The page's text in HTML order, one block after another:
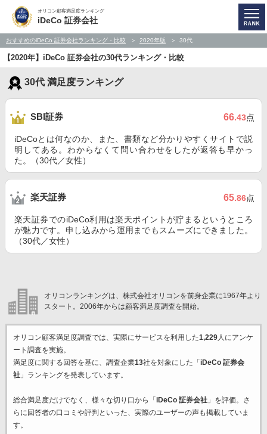
オリコン顧客満足度ランキング
iDeCo 証券会社
おすすめのiDeCo 証券会社ランキング・比較 2020年版 30代
【2020年】iDeCo 証券会社の30代ランキング・比較
30代 満足度ランキング
SBI証券 66.43点
iDeCoとは何なのか、また、書類など分かりやすくサイトで説
明してある。わからなくて問い合わせをしたが返答も早かっ
た。（30代／女性）
楽天証券 65.86点
楽天証券でのiDeCo利用は楽天ポイントが貯まるというところ
が魅力です。申し込みから運用までもスムーズにできました。
（30代／女性）
オリコンランキングは、株式会社オリコンを前身企業に1967年より
スタート。2006年からは顧客満足度調査を開始。
オリコン顧客満足度調査では、実際にサービスを利用した1,229人にアンケ
ート調査を実施。
満足度に関する回答を基に、調査企業13社を対象にした「 iDeCo 証券会
社」ランキングを発表しています。
総合満足度だけでなく、様々な切り口から「 iDeCo 証券会社」を評価。さ
らに回答者の口コミや評判といった、実際のユーザーの声も掲載していま
す。